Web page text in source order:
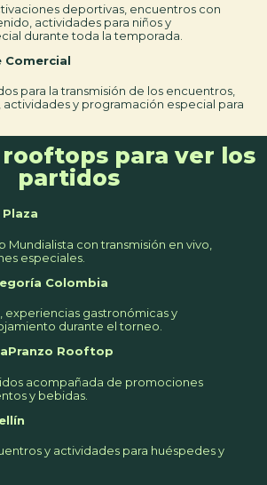
deportivas, encuentros con
actividades para niños y
durante toda la temporada.
Comercial
para la transmisión de los encuentros,
actividades y programación especial para
para ver los
partidos
Mundialista con transmisión en vivo,
especiales.
Colombia
experiencias gastronómicas y
durante el torneo.
Rooftop
acompañada de promociones
y bebidas.
y actividades para huéspedes y